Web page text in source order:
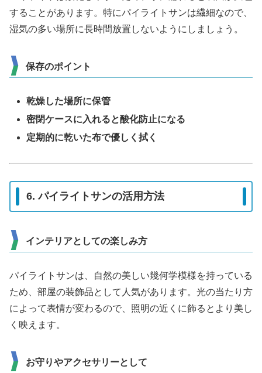
することがあります。特にパイライトサンは繊細なので、
湿気の多い場所に長時間放置しないようにしましょう。
保存のポイント
乾燥した場所に保管
密閉ケースに入れると酸化防止になる
定期的に乾いた布で優しく拭く
6. パイライトサンの活用方法
インテリアとしての楽しみ方
パイライトサンは、自然の美しい幾何学模様を持っている
ため、部屋の装飾品として人気があります。光の当たり方
によって表情が変わるので、照明の近くに飾るとより美し
く映えます。
お守りやアクセサリーとして